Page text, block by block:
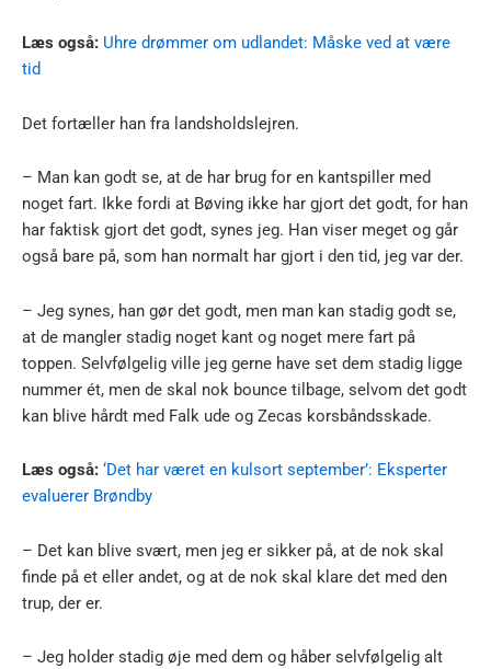
Læs også: Uhre drømmer om udlandet: Måske ved at være
tid
Det fortæller han fra landsholdslejren.
– Man kan godt se, at de har brug for en kantspiller med
noget fart. Ikke fordi at Bøving ikke har gjort det godt, for han
har faktisk gjort det godt, synes jeg. Han viser meget og går
også bare på, som han normalt har gjort i den tid, jeg var der.
– Jeg synes, han gør det godt, men man kan stadig godt se,
at de mangler stadig noget kant og noget mere fart på
toppen. Selvfølgelig ville jeg gerne have set dem stadig ligge
nummer ét, men de skal nok bounce tilbage, selvom det godt
kan blive hårdt med Falk ude og Zecas korsbåndsskade.
Læs også: ‘Det har været en kulsort september’: Eksperter
evaluerer Brøndby
– Det kan blive svært, men jeg er sikker på, at de nok skal
finde på et eller andet, og at de nok skal klare det med den
trup, der er.
– Jeg holder stadig øje med dem og håber selvfølgelig alt